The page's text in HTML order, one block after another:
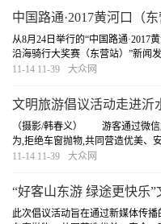
中国路通·2017黄河口（
届沿海骑行大奖赛东营站
从8月24日举行的“中国路通·2017
沿海骑行大奖赛（东营站）”新闻
办。[详细]
11-14 11-39 大众网
文明旅游倡议活动走进沂
（摄影/韩春义） 游客通过微信
为,拒绝车窗抛物,共同营造优美
游客通过微信朋友圈及微博活动，
11-14 11-39 大众网
“好客山东游 绿途更快乐
动
此次倡议活动旨在通过新媒体传